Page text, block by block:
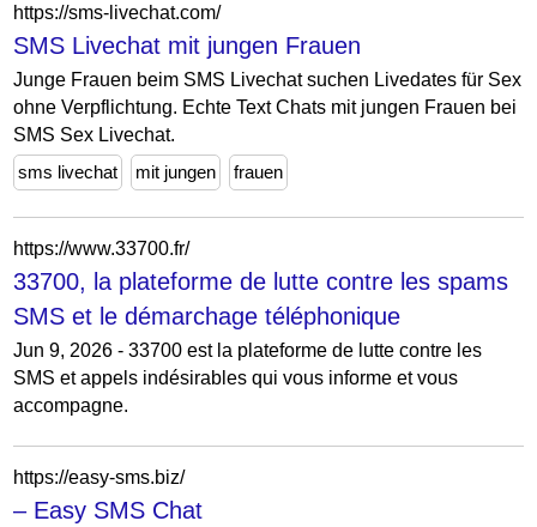
https://sms-livechat.com/
SMS Livechat mit jungen Frauen
Junge Frauen beim SMS Livechat suchen Livedates für Sex
ohne Verpflichtung. Echte Text Chats mit jungen Frauen bei
SMS Sex Livechat.
sms livechat
mit jungen frauen
https://www.33700.fr/
33700, la plateforme de lutte contre les spams
SMS et le démarchage téléphonique
Jun 9, 2026 - 33700 est la plateforme de lutte contre les
SMS et appels indésirables qui vous informe et vous
accompagne.
https://easy-sms.biz/
– Easy SMS Chat